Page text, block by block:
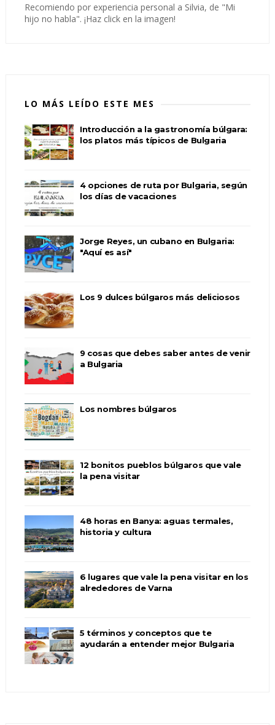
Recomiendo por experiencia personal a Silvia, de "Mi
hijo no habla". ¡Haz click en la imagen!
LO MÁS LEÍDO ESTE MES
Introducción a la gastronomía búlgara:
los platos más típicos de Bulgaria
4 opciones de ruta por Bulgaria, según
los días de vacaciones
Jorge Reyes, un cubano en Bulgaria:
"Aquí es así"
Los 9 dulces búlgaros más deliciosos
9 cosas que debes saber antes de venir
a Bulgaria
Los nombres búlgaros
12 bonitos pueblos búlgaros que vale
la pena visitar
48 horas en Banya: aguas termales,
historia y cultura
6 lugares que vale la pena visitar en los
alrededores de Varna
5 términos y conceptos que te
ayudarán a entender mejor Bulgaria